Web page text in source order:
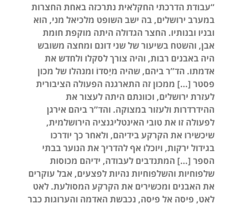
“עבודת הדרכתי החקלאית נתרכזה באחת החצרות
במערב ירושלים, בה ישב השופט מלכיאל מני, הוא
ובניו ובנותיו. החצר הגדולה היתה מוקפת חומת
אבן, והשטח בשיעור של שני דונם ומחצה משובש
היה באבנים רבות, והיה צורך לסקלו ולחדש את
אדמתו. הד”ר ביהם, שהיה מיַַסדוֹ ומנהלו של מכון
פסטר […] ממכון זה התארגנה הפעולה הציבורית
לעזרת ירושלים, וכוונתם היתה לעצור את
ההידרדרות ולעזור במצוקה. והד”ר ביהם אירגן
לפעולה זו את טובי האינטליגנציה הירושלמית,
שיכשירו את הקרקע בידיהם, ולאחר כך יודרכו
בגידול ירקות, ויוכלו אף להדריך את הנוער בבתי
הספר […] המתנדבים לעבודה, ידיהם מכוסות
שלפוחיות והשלפוחיות נהיות לפצעים, אבל עוקרים
את האבנים ומכשירים את הקרקע המסולעת. לאט
לאט, פיסה אל פיסה, נכבשת האדמה והערוגות כבר